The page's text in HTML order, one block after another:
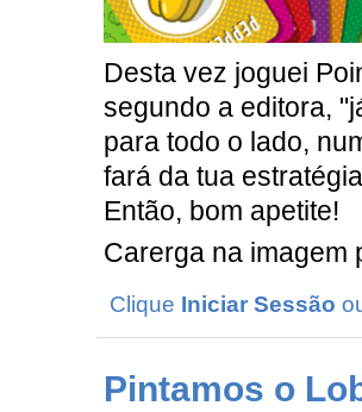
Desta vez joguei
segundo a editora,
para todo o lado,
fará da tua
Então, bom apetite!
Carerga na imagem
Clique Iniciar Sessão
Pintamos o